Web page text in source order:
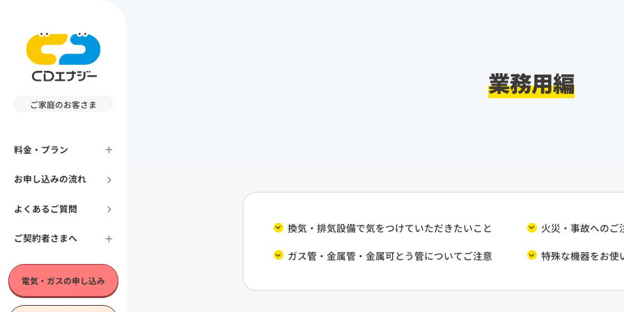
ご家庭のお客さま
料金・プラン
お申し込みの流れ
よくあるご質問
ご契約者さまへ
電気・ガスの申し込み
業務用編
換気・排気設備で気をつけていただきたいこと
火災・事故へのご
ガス管・金属管・金属可とう管についてご注意
特殊な機器をお使